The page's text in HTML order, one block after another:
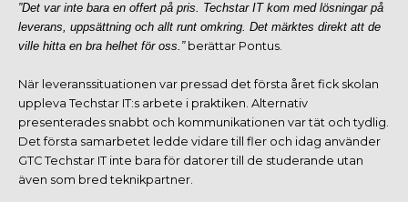
”Det var inte bara en offert på pris. Techstar IT kom med lösningar på
leverans, uppsättning och allt runt omkring. Det märktes direkt att de
ville hitta en bra helhet för oss.”berättar Pontus.
När leveranssituationen var pressad det första året fick skolan
uppleva Techstar IT:s arbete i praktiken. Alternativ
presenterades snabbt och kommunikationen var tät och tydlig.
Det första samarbetet ledde vidare till fler och idag använder
GTC Techstar IT inte bara för datorer till de studerande utan
även som bred teknikpartner.